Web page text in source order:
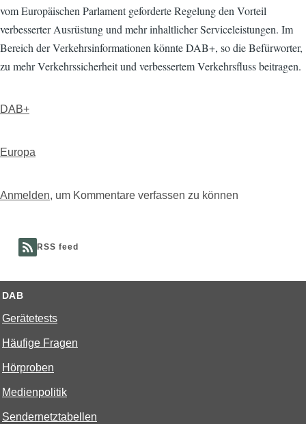
vom Europäischen Parlament geforderte Regelung den Vorteil
verbesserter Ausrüstung und mehr inhaltlicher Serviceleistungen. Im
Bereich der Verkehrsinformationen könnte DAB+, so die Befürworter,
zu mehr Verkehrssicherheit und verbessertem Verkehrsfluss beitragen.
DAB+
Europa
Anmelden, um Kommentare verfassen zu können
RSS feed
DAB
Gerätetests
Häufige Fragen
Hörproben
Medienpolitik
Sendernetztabellen